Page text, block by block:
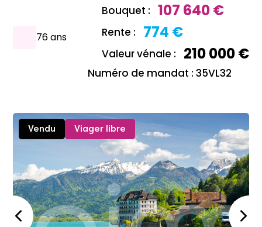
76 ans
Bouquet : 107 640 €
Rente : 774 €
Valeur vénale : 210 000 €
Numéro de mandat : 35VL32
Vendu Viager libre